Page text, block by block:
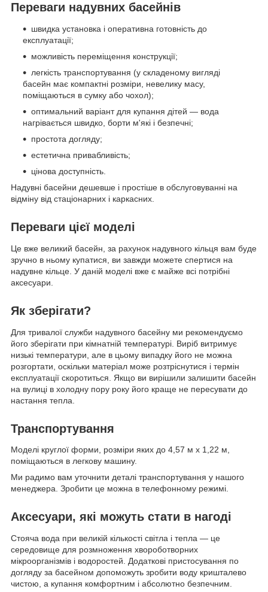
Переваги надувних басейнів
швидка установка і оперативна готовність до
експлуатації;
можливість переміщення конструкції;
легкість транспортування (у складеному вигляді
басейн має компактні розміри, невелику масу,
поміщаються в сумку або чохол);
оптимальний варіант для купання дітей — вода
нагрівається швидко, борти м'які і безпечні;
простота догляду;
естетична привабливість;
цінова доступність.
Надувні басейни дешевше і простіше в обслуговуванні на
відміну від стаціонарних і каркасних.
Переваги цієї моделі
Це вже великий басейн, за рахунок надувного кільця вам буде
зручно в ньому купатися, ви завжди можете спертися на
надувне кільце. У даній моделі вже є майже всі потрібні
аксесуари.
Як зберігати?
Для тривалої служби надувного басейну ми рекомендуємо
його зберігати при кімнатній температурі. Виріб витримує
низькі температури, але в цьому випадку його не можна
розгортати, оскільки матеріал може розтріснутися і термін
експлуатації скоротиться. Якщо ви вирішили залишити басейн
на вулиці в холодну пору року його краще не пересувати до
настання тепла.
Транспортування
Моделі круглої форми, розміри яких до 4,57 м x 1,22 м,
поміщаються в легкову машину.
Ми радимо вам уточнити деталі транспортування у нашого
менеджера. Зробити це можна в телефонному режимі.
Аксесуари, які можуть стати в нагоді
Стояча вода при великій кількості світла і тепла — це
середовище для розмноження хвороботворних
мікроорганізмів і водоростей. Додаткові пристосування по
догляду за басейном допоможуть зробити воду кришталево
чистою, а купання комфортним і абсолютно безпечним.